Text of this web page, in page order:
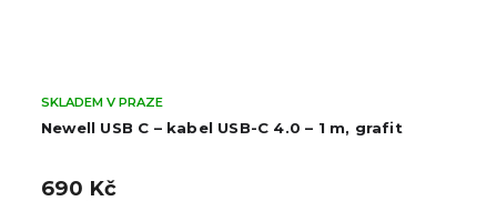
Newell USB C – kabel USB-C 4.0 – 1 m, grafit
SKLADEM V PRAZE
690 Kč